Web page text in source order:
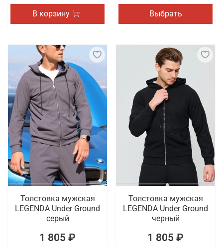
В корзину Выбрать
Толстовка мужская
LEGENDA Under Ground
серый
1 805 ₽
Толстовка мужская
LEGENDA Under Ground
черный
1 805 ₽